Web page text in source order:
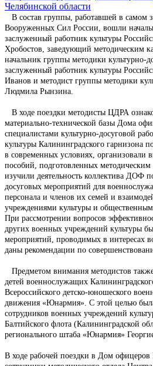
Челябинской области
В состав группы, работавшей в самом
Вооруженных Сил России, вошли
заслуженный работник культуры
Хробостов, заведующий методическим
начальник группы методики культурно-
заслуженный работник культуры
Иванов и методист группы методики
Людмила Рынзина.
В ходе поездки методисты ЦДРА
материально-технической базы Дома
специалистами культурно-досуговой
культуры Калининградского гарнизона
в современных условиях, организовали
пособий, подготовленных методическим
изучили деятельность коллектива ДОФ
досуговых мероприятий для
персонала и членов их семей и
учреждениями культуры и
При рассмотрении вопросов
других военных учреждений культуры
мероприятий, проводимых в интересах
даны рекомендации по
Предметом внимания методистов
детей военнослужащих
Всероссийского детско-юношеского
движения «Юнармия». С этой целью
сотрудников военных учреждений
Балтийского флота (Калининградской
регионального штаба «Юнармия»
В ходе рабочей поездки в Дом офицеров